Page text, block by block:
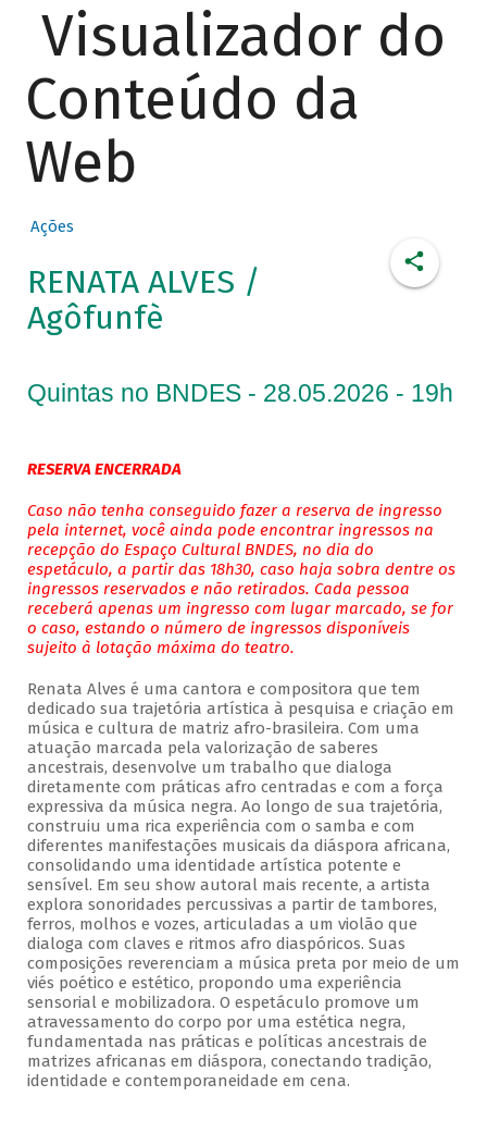
Visualizador do
Conteúdo da
Web
Ações
RENATA ALVES /
Agôfunfè
Quintas no BNDES - 28.05.2026 - 19h
RESERVA ENCERRADA
Caso não tenha conseguido fazer a reserva de ingresso
pela internet, você ainda pode encontrar ingressos na
recepção do Espaço Cultural BNDES, no dia do
espetáculo, a partir das 18h30, caso haja sobra dentre os
ingressos reservados e não retirados. Cada pessoa
receberá apenas um ingresso com lugar marcado, se for
o caso, estando o número de ingressos disponíveis
sujeito à lotação máxima do teatro.
Renata Alves é uma cantora e compositora que tem
dedicado sua trajetória artística à pesquisa e criação em
música e cultura de matriz afro-brasileira. Com uma
atuação marcada pela valorização de saberes
ancestrais, desenvolve um trabalho que dialoga
diretamente com práticas afro centradas e com a força
expressiva da música negra. Ao longo de sua trajetória,
construiu uma rica experiência com o samba e com
diferentes manifestações musicais da diáspora africana,
consolidando uma identidade artística potente e
sensível. Em seu show autoral mais recente, a artista
explora sonoridades percussivas a partir de tambores,
ferros, molhos e vozes, articuladas a um violão que
dialoga com claves e ritmos afro diaspóricos. Suas
composições reverenciam a música preta por meio de um
viés poético e estético, propondo uma experiência
sensorial e mobilizadora. O espetáculo promove um
atravessamento do corpo por uma estética negra,
fundamentada nas práticas e políticas ancestrais de
matrizes africanas em diáspora, conectando tradição,
identidade e contemporaneidade em cena.